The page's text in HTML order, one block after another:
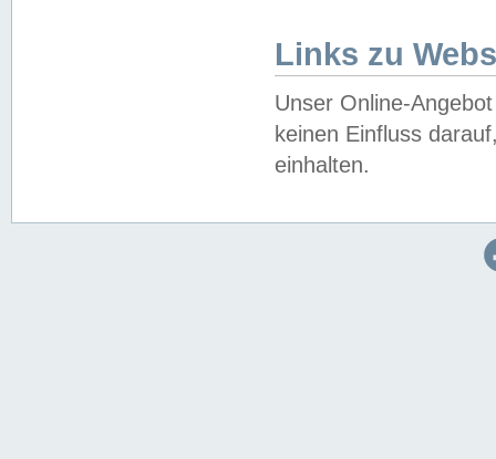
Links zu
Unser Online-
keinen Einfluss
einhalten.